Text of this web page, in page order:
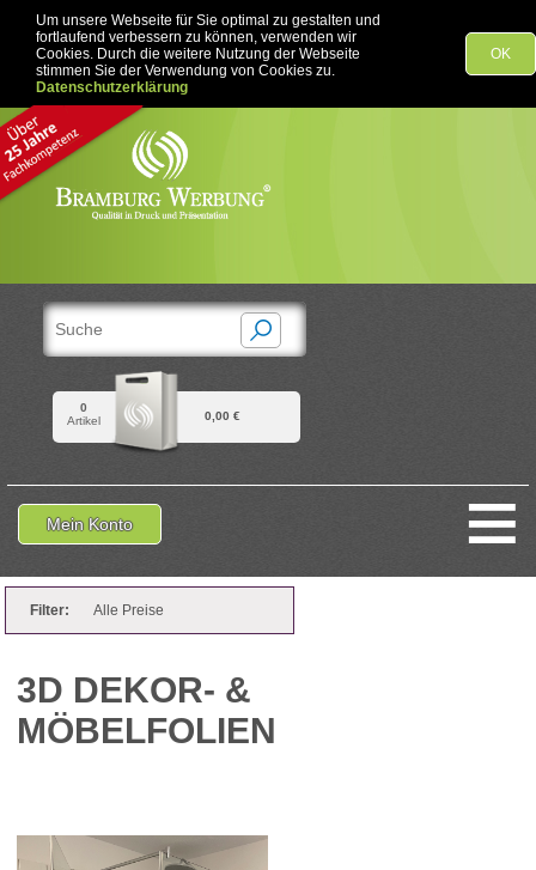
Um unsere Webseite für Sie optimal zu gestalten und
fortlaufend verbessern zu können, verwenden wir
Cookies. Durch die weitere Nutzung der Webseite
stimmen Sie der Verwendung von Cookies zu.
Datenschutzerklärung
OK
0
Artikel
0,00 €
Mein Konto ≡
Filter: Alle Preise
3D DEKOR- &
MÖBELFOLIEN